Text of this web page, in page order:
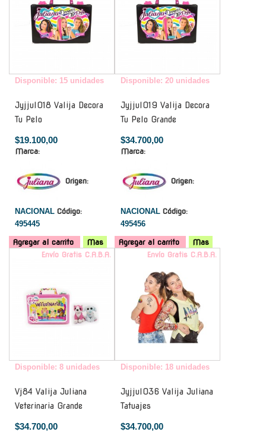
Disponible: 15 unidades
Jyjjul018 Valija Decora
Tu Pelo
$19.100,00
Marca:
Origen:
NACIONAL Código:
495445
Agregar al carrito Mas
Disponible: 20 unidades
Jyjjul019 Valija Decora
Tu Pelo Grande
$34.700,00
Marca:
Origen:
NACIONAL Código:
495456
Agregar al carrito
Mas
Envío Gratis C.A.B.A.
Disponible: 8 unidades
Vj84 Valija Juliana
Veterinaria Grande
$34.700,00
Envío Gratis C.A.B.A.
Disponible: 18 unidades
Jyjjul036 Valija Juliana
Tatuajes
$34.700,00